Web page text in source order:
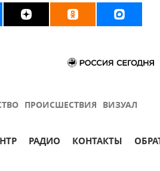
ПРОИСШЕСТВИЯ ВИЗУАЛ
РАДИО КОНТАКТЫ